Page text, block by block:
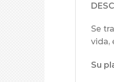
Se
vida,
Su